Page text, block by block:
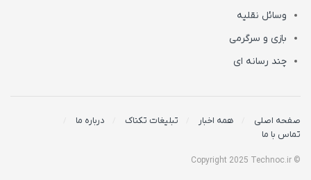
وسائل نقلیه
بازی و سرگرمی
چند رسانه ای
صفحه اصلی همه اخبار تبلیغات تکناک
درباره ما
تماس با ما
© Copyright 2025 Technoc.ir